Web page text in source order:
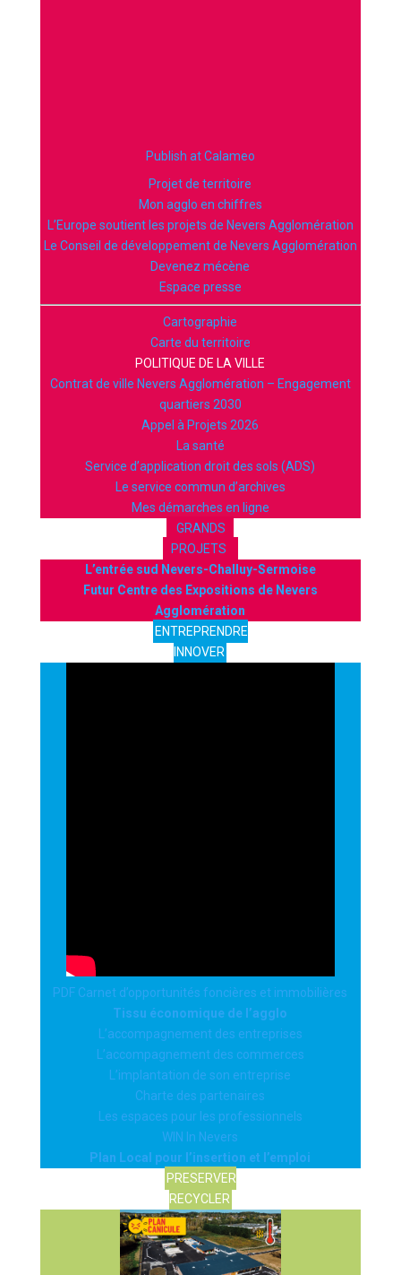
Publish at Calameo
Projet de territoire
Mon agglo en chiffres
L’Europe soutient les projets de Nevers Agglomération
Le Conseil de développement de Nevers Agglomération
Devenez mécène
Espace presse
Cartographie
Carte du territoire
POLITIQUE DE LA VILLE
Contrat de ville Nevers Agglomération – Engagement
quartiers 2030
Appel à Projets 2026
La santé
Service d’application droit des sols (ADS)
Le service commun d’archives
Mes démarches en ligne
GRANDS
PROJETS
L’entrée sud Nevers-Challuy-Sermoise
Futur Centre des Expositions de Nevers
Agglomération
ENTREPRENDRE
INNOVER
PDF Carnet d’opportunités foncières et immobilières
Tissu économique de l’agglo
L’accompagnement des entreprises
L’accompagnement des commerces
L’implantation de son entreprise
Charte des partenaires
Les espaces pour les professionnels
WIN In Nevers
Plan Local pour l’insertion et l’emploi
PRESERVER
RECYCLER